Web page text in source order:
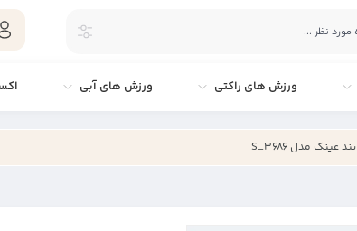
ورزش های راکتی ورزش های آبی
بند عینک مدل S_3686